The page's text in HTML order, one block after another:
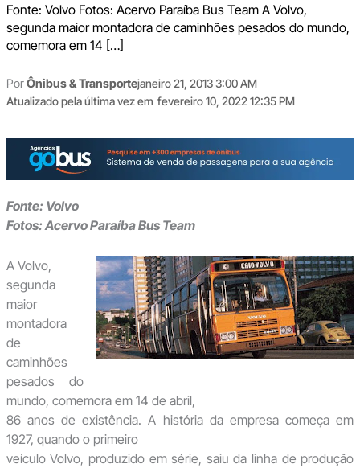
Fonte: Volvo Fotos: Acervo Paraíba Bus Team A Volvo,
segunda maior montadora de caminhões pesados do mundo,
comemora em 14 […]
PorÔnibus & Transportejaneiro 21, 2013 3:00 AM
Atualizado pela última vez em fevereiro 10, 2022 12:35 PM
Fonte: Volvo
Fotos: Acervo Paraíba Bus Team
A Volvo,
segunda
maior
montadora
de
caminhões
pesados do
mundo, comemora em 14 de abril,
86 anos de existência. A história da empresa começa em
1927, quando o primeiro
veículo Volvo, produzido em série, saiu da linha de produção